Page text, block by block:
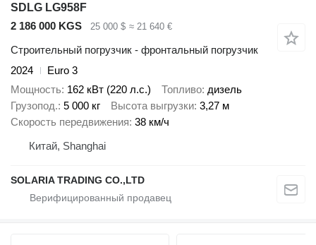
SDLG LG958F
2 186 000 KGS
25 000 $ ≈ 21 640 €
Строительный погрузчик - фронтальный погрузчик
2024
Euro 3
Мощность 162 кВт (220 л.с.) Топливо дизель
Грузопод. 5 000 кг Высота выгрузки 3,27 м
Скорость передвижения 38 км/ч
Китай, Shanghai
SOLARIA TRADING CO.,LTD